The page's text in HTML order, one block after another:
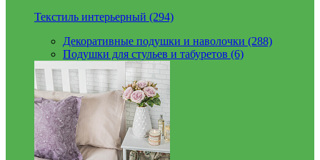
Текстиль интерьерный (294)
Декоративные подушки и наволочки (288)
Подушки для стульев и табуретов (6)